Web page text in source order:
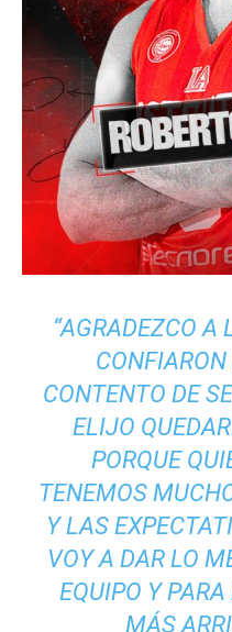
“AGRADEZCO A
CONTENTO DE
ELIJO
PORQUE
TENEMOS
Y LAS
VOY A DAR LO
EQUIPO Y
MÁS